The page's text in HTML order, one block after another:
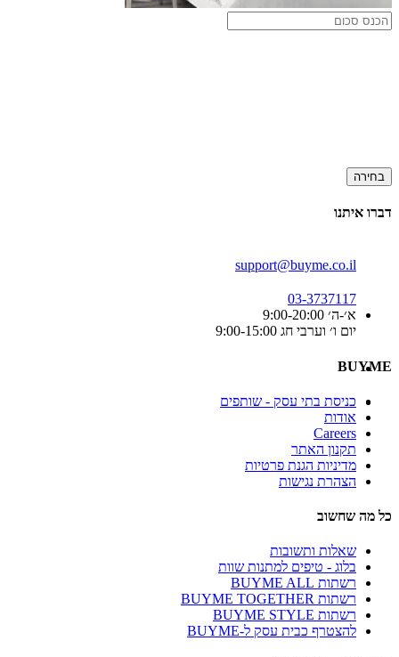
בחירה
דברו איתנו
support@buyme.co.il
03-3737117
א׳-ה׳ 9:00-20:00
יום ו׳ וערבי חג 9:00-15:00
BUYME
כניסת בתי עסק - שותפים
אודות
Careers
תקנון האתר
מדיניות הגנת פרטיות
הצהרת נגישות
כל מה שחשוב
שאלות ותשובות
בלוג - טיפים למתנות שוות
רשתות BUYME ALL
רשתות BUYME TOGETHER
רשתות BUYME STYLE
להצטרף כבית עסק ל-BUYME